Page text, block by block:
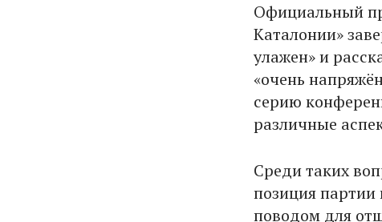
Официальный
Каталонии»
улажен» и
«очень
серию
различные
Среди таких
позиция партии
поводом для